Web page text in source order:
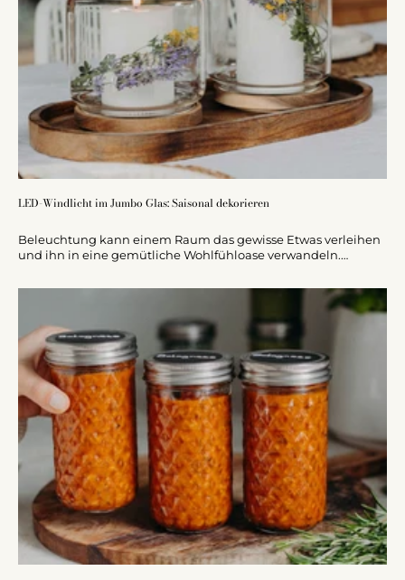
LED-Windlicht im Jumbo Glas: Saisonal dekorieren
Beleuchtung kann einem Raum das gewisse Etwas verleihen
und ihn in eine gemütliche Wohlfühloase verwandeln.
Optik aus Echtwachs.